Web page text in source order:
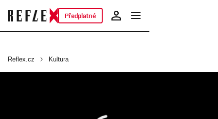
Předplatné
Reflex.cz Kultura